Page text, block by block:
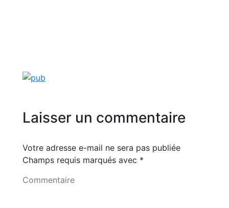
Laisser un commentaire
Votre adresse e-mail ne sera pas publiée
Champs requis marqués avec *
Commentaire